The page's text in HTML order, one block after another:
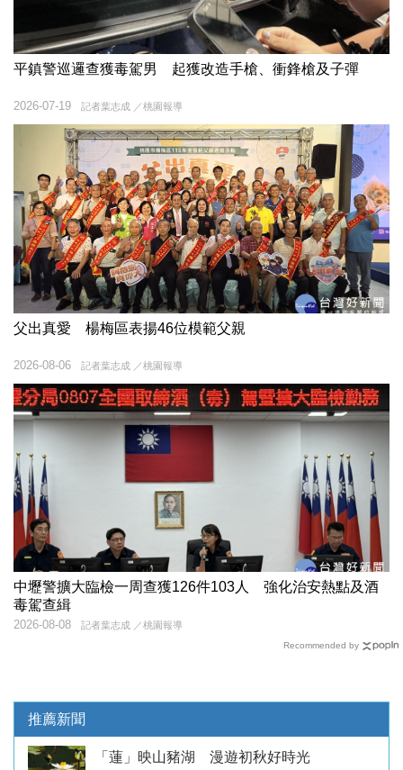
平鎮警巡邏查獲毒駕男 起獲改造手槍、衝鋒槍及子彈
記者葉志成 ／桃園報導
2026-07-19
父出真愛 楊梅區表揚46位模範父親
記者葉志成 ／桃園報導
2026-08-06
中壢警擴大臨檢一周查獲126件103人 強化治安熱點及酒
毒駕查緝
記者葉志成 ／桃園報導
2026-08-08
Recommended by
推薦新聞
「蓮」映山豬湖 漫遊初秋好時光